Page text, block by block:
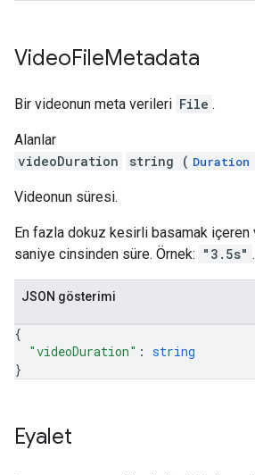
VideoFileMetadata
Bir videonun meta verileri File .
Alanlar
videoDuration
string ( Duration
Videonun süresi.
En fazla dokuz kesirli basamak içeren
saniye cinsinden süre. Örnek: "3.5s" .
JSON gösterimi
{
"videoDuration" : string
}
Eyalet